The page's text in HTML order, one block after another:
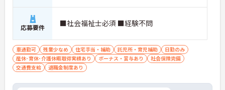
応募要件 ■社会福祉士必須 ■経験不問
車通勤可 残業少なめ 住宅手当・補助 託児所・育児補助
日勤のみ
産休･育休･介護休暇取得実績あり
ボーナス・賞与あり
社会保険完備
交通費支給
退職金制度あり